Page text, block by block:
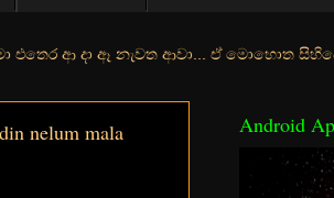
නැවත ආවා... ඒ මොහොත සිහිවේ අද
mala
Android